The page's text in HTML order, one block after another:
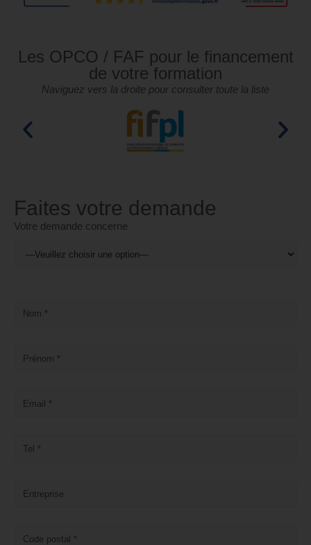
Les OPCO / FAF pour le financement
de votre formation
Naviguez vers la droite pour consulter toute la liste
Faites votre demande
Votre demande concerne